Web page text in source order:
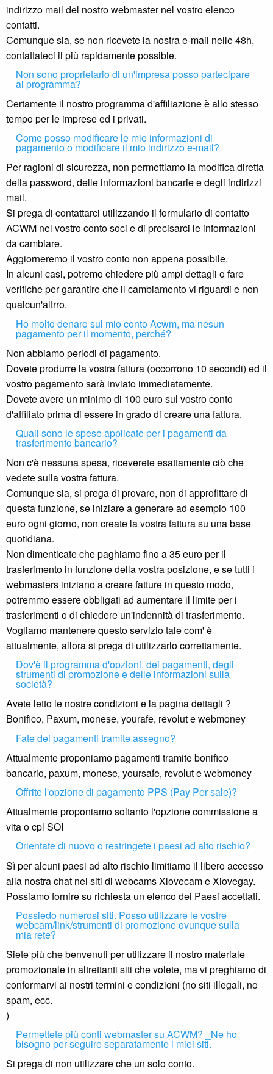
indirizzo mail del nostro webmaster nel vostro elenco
contatti.
Comunque sia, se non ricevete la nostra e-mail nelle 48h,
contattateci il più rapidamente possible.
Non sono proprietario di un'impresa posso partecipare
al programma?
Certamente il nostro programma d'affiliazione è allo stesso
tempo per le imprese ed i privati.
Come posso modificare le mie informazioni di
pagamento o modificare il mio indirizzo e-mail?
Per ragioni di sicurezza, non permettiamo la modifica diretta
della password, delle informazioni bancarie e degli indirizzi
mail.
Si prega di contattarci utilizzando il formulario di contatto
ACWM nel vostro conto soci e di precisarci le informazioni
da cambiare.
Aggiorneremo il vostro conto non appena possibile.
In alcuni casi, potremo chiedere più ampi dettagli o fare
verifiche per garantire che il cambiamento vi riguardi e non
qualcun'altrro.
Ho molto denaro sul mio conto Acwm, ma nesun
pagamento per il momento, perché?
Non abbiamo periodi di pagamento.
Dovete produrre la vostra fattura (occorrono 10 secondi) ed il
vostro pagamento sarà inviato immediatamente.
Dovete avere un minimo di 100 euro sul vostro conto
d'affiliato prima di essere in grado di creare una fattura.
Quali sono le spese applicate per i pagamenti da
trasferimento bancario?
Non c'è nessuna spesa, riceverete esattamente ciò che
vedete sulla vostra fattura.
Comunque sia, si prega di provare, non di approfittare di
questa funzione, se iniziare a generare ad esempio 100
euro ogni giorno, non create la vostra fattura su una base
quotidiana.
Non dimenticate che paghiamo fino a 35 euro per il
trasferimento in funzione della vostra posizione, e se tutti i
webmasters iniziano a creare fatture in questo modo,
potremmo essere obbligati ad aumentare il limite per i
trasferimenti o di chiedere un'indennità di trasferimento.
Vogliamo mantenere questo servizio tale com' è
attualmente, allora si prega di utilizzarlo correttamente.
Dov'è il programma d'opzioni, dei pagamenti, degli
strumenti di promozione e delle informazioni sulla
società?
Avete letto le nostre condizioni e la pagina dettagli ?
Bonifico, Paxum, monese, yourafe, revolut e webmoney
Fate dei pagamenti tramite assegno?
Attualmente proponiamo pagamenti tramite bonifico
bancario, paxum, monese, yoursafe, revolut e webmoney
Offrite l'opzione di pagamento PPS (Pay Per sale)?
Attualmente proponiamo soltanto l'opzione commissione a
vita o cpl SOI
Orientate di nuovo o restringete i paesi ad alto rischio?
Sì per alcuni paesi ad alto rischio limitiamo il libero accesso
alla nostra chat nei siti di webcams Xlovecam e Xlovegay.
Possiamo fornire su richiesta un elenco dei Paesi accettati.
Possiedo numerosi siti. Posso utilizzare le vostre
webcam/link/strumenti di promozione ovunque sulla
mia rete?
Siete più che benvenuti per utilizzare il nostro materiale
promozionale in altrettanti siti che volete, ma vi preghiamo di
conformarvi ai nostri termini e condizioni (no siti illegali, no
spam, ecc.
)
Permettete più conti webmaster su ACWM? _Ne ho
bisogno per seguire separatamente i miei siti.
Si prega di non utilizzare che un solo conto.